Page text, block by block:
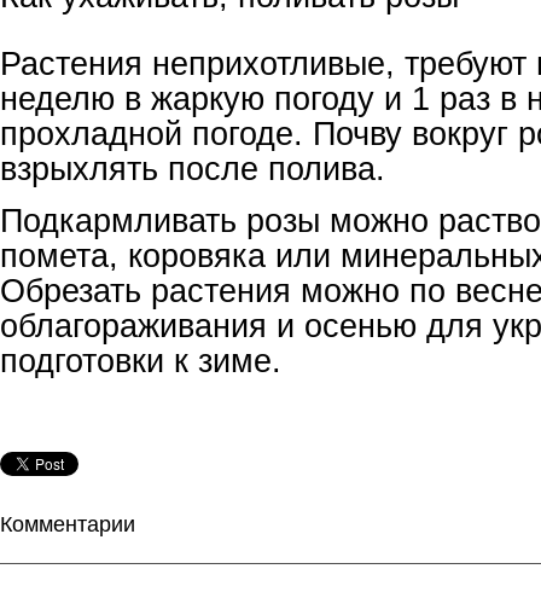
Растения неприхотливые, требуют
неделю в жаркую погоду и 1 раз в
прохладной погоде. Почву вокруг
взрыхлять после полива.
Подкармливать розы можно
помета, коровяка или
Обрезать растения можно по
облагораживания и осенью для
подготовки к зиме.
Комментарии